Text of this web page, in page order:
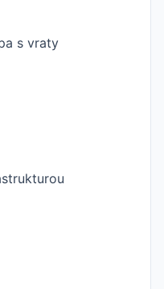
s vraty